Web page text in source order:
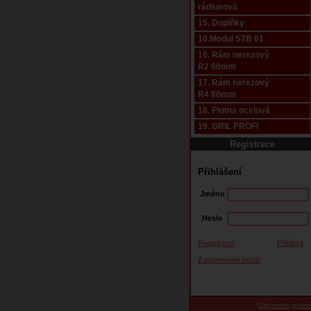
rádiusová
15. Doplňky
10.Modul STB 01
16. Rám nerezový
R2 60mm
17. Rám nerezový
R4 80mm
18. Plotna ocelová
19. GRIL PROFI
Registrace
Přihlášení
Jméno
Heslo
Registrace
Přihlásit
Zapomenuté heslo
Obchodní